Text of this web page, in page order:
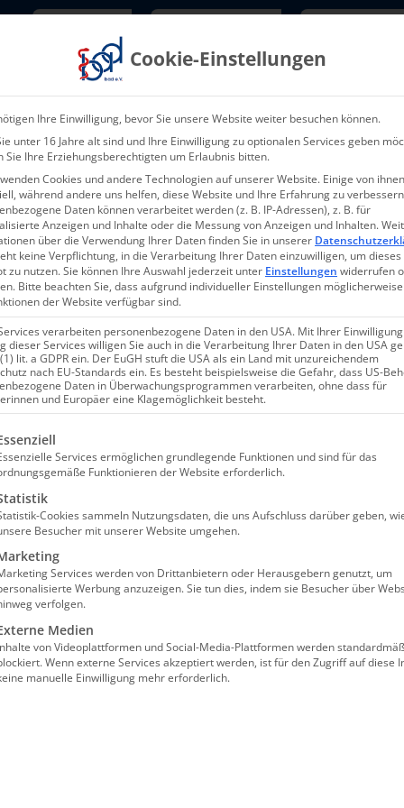
Über uns Aktuelles & Presse
zur Betreuungskraft 1284,00€
Cookie-Einstellungen
Ihre Einwilligung, bevor Sie unsere Website weiter besuchen können.
unter 16 Jahre alt sind und Ihre Einwilligung zu optionalen Services geben
Sie Ihre Erziehungsberechtigten um Erlaubnis bitten.
Cookies und andere Technologien auf unserer Website. Einige von
während andere uns helfen, diese Website und Ihre Erfahrung zu
Daten können verarbeitet werden (z. B. IP-Adressen), z. B. für
Anzeigen und Inhalte oder die Messung von Anzeigen und Inhalten.
über die Verwendung Ihrer Daten finden Sie in unserer
keine Verpflichtung, in die Verarbeitung Ihrer Daten einzuwilligen, um dieses
zu nutzen.Sie können Ihre Auswahl jederzeit unter Einstellungen widerrufen
Bitte beachten Sie, dass aufgrund individueller Einstellungen
der Website verfügbar sind.
verarbeiten personenbezogene Daten in den USA. Mit Ihrer
dieser Services willigen Sie auch in die Verarbeitung Ihrer Daten in den USA
lit. a GDPR ein. Der EuGH stuft die USA als ein Land mit unzureichendem
nach EU-Standards ein. Es besteht beispielsweise die Gefahr, dass US-
Daten in Überwachungsprogrammen verarbeiten, ohne dass für
und Europäer eine Klagemöglichkeit besteht.
eine Liste der Service-Gruppen, für die eine
Services ermöglichen grundlegende Funktionen und sind für das
Funktionieren der Website erforderlich.
Cookies sammeln Nutzungsdaten, die uns Aufschluss darüber geben,
Besucher mit unserer Website umgehen.
Services werden von Drittanbietern oder Herausgebern genutzt, um
Werbung anzuzeigen. Sie tun dies, indem sie Besucher über
verfolgen.
Medien
von Videoplattformen und Social-Media-Plattformen werden
Wenn externe Services akzeptiert werden, ist für den Zugriff auf diese
manuelle Einwilligung mehr erforderlich.